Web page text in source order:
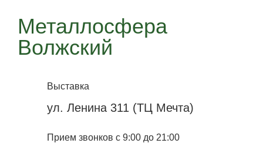
Металлосфера
Волжский
Выставка
ул. Ленина 311 (ТЦ Мечта)
Прием звонков с 9:00 до 21:00